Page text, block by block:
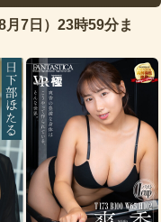
7日）23時59分ま